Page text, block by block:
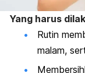
Yang harus
Rutin
malam,